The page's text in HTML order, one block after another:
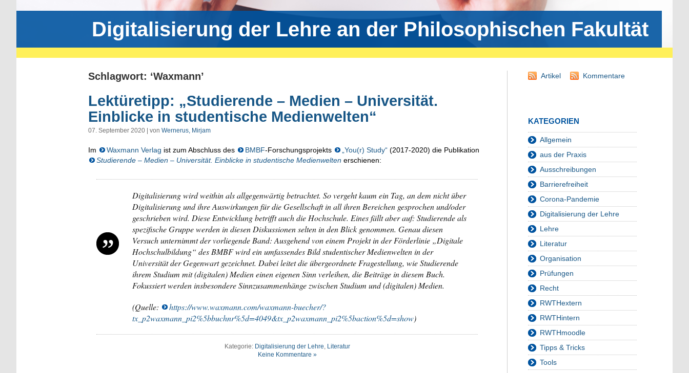
Digitalisierung der Lehre an der Philosophischen Fakultät
Schlagwort: ‘Waxmann’
Lektüretipp: „Studierende – Medien – Universität.
Einblicke in studentische Medienwelten“
07. September 2020 | von Wernerus, Mirjam
Im Waxmann Verlag ist zum Abschluss des BMBF-Forschungsprojekts „You(r) Study“ (2017-2020) die Publikation
Studierende – Medien – Universität. Einblicke in studentische Medienwelten erschienen:
Digitalisierung wird weithin als allgegenwärtig betrachtet. So vergeht kaum ein Tag, an dem nicht über
Digitalisierung und ihre Auswirkungen für die Gesellschaft in all ihren Bereichen gesprochen und/oder
geschrieben wird. Diese Entwicklung betrifft auch die Hochschule. Eines fällt aber auf: Studierende als
spezifische Gruppe werden in diesen Diskussionen selten in den Blick genommen. Genau diesen
Versuch unternimmt der vorliegende Band: Ausgehend von einem Projekt in der Förderlinie „Digitale
Hochschulbildung“ des BMBF wird ein umfassendes Bild studentischer Medienwelten in der
Universität der Gegenwart gezeichnet. Dabei leitet die übergeordnete Fragestellung, wie Studierende
ihrem Studium mit (digitalen) Medien einen eigenen Sinn verleihen, die Beiträge in diesem Buch.
Fokussiert werden insbesondere Sinnzusammenhänge zwischen Studium und (digitalen) Medien.
(Quelle:
https://www.waxmann.com/waxmann-buecher/?
tx_p2waxmann_pi2%5bbuchnr%5d=4049&tx_p2waxmann_pi2%5baction%5d=show)
Kategorie: Digitalisierung der Lehre, Literatur
Keine Kommentare »
Artikel Kommentare
KATEGORIEN
Allgemein
aus der Praxis
Ausschreibungen
Barrierefreiheit
Corona-Pandemie
Digitalisierung der Lehre
Lehre
Literatur
Organisation
Prüfungen
Recht
RWTHextern
RWTHintern
RWTHmoodle
Tipps & Tricks
Tools